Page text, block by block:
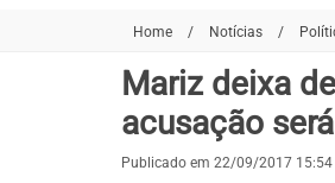
Home / Notícias /
Mariz deixa
acusação
Publicado em 22/09/2017 15:54